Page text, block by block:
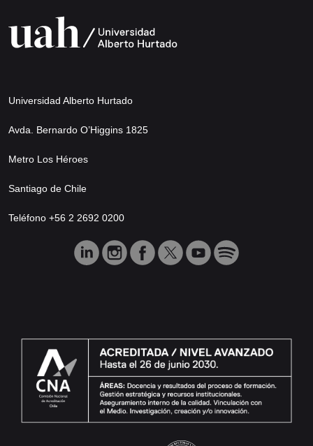
Universidad Alberto Hurtado
Avda. Bernardo O’Higgins 1825
Metro Los Héroes
Santiago de Chile
Teléfono +56 2 2692 0200